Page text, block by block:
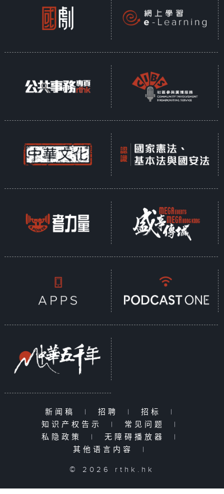
新闻稿 | 招聘 | 招标
|
知识产权告示
| 常见问题
|
私隐政策
| 无障碍播放器
|
其他语言内容
|
© 2026 rthk.hk